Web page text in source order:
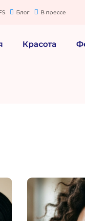
Блог В прессе
Красота